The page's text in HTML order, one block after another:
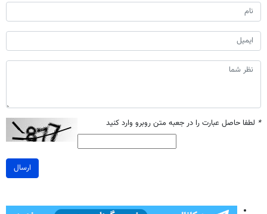
* لطفا حاصل عبارت را در جعبه متن روبرو وارد کنید
ارسال